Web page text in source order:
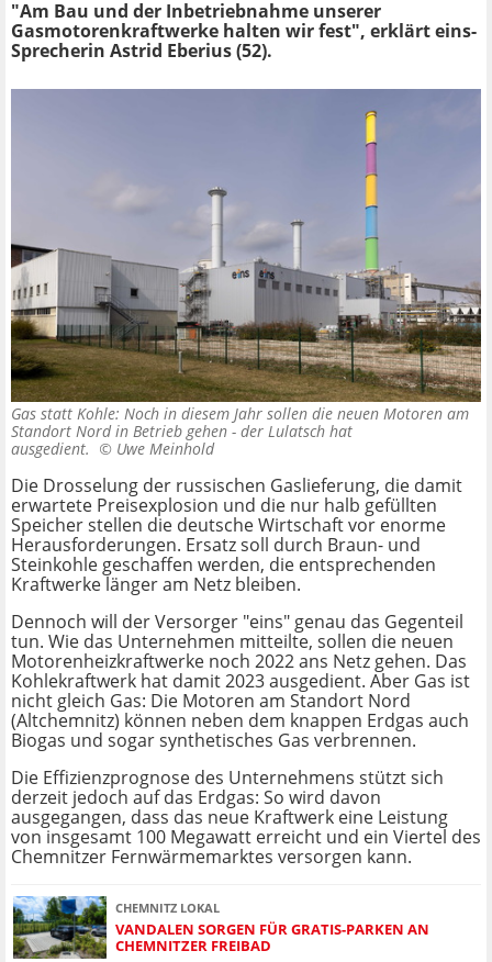
"Am Bau und der Inbetriebnahme unserer
Gasmotorenkraftwerke halten wir fest", erklärt eins-
Sprecherin Astrid Eberius (52).
Gas statt Kohle: Noch in diesem Jahr sollen die neuen Motoren am
Standort Nord in Betrieb gehen - der Lulatsch hat
ausgedient. © Uwe Meinhold
Die Drosselung der russischen Gaslieferung, die damit
erwartete Preisexplosion und die nur halb gefüllten
Speicher stellen die deutsche Wirtschaft vor enorme
Herausforderungen. Ersatz soll durch Braun- und
Steinkohle geschaffen werden, die entsprechenden
Kraftwerke länger am Netz bleiben.
Dennoch will der Versorger "eins" genau das Gegenteil
tun. Wie das Unternehmen mitteilte, sollen die neuen
Motorenheizkraftwerke noch 2022 ans Netz gehen. Das
Kohlekraftwerk hat damit 2023 ausgedient. Aber Gas ist
nicht gleich Gas: Die Motoren am Standort Nord
(Altchemnitz) können neben dem knappen Erdgas auch
Biogas und sogar synthetisches Gas verbrennen.
Die Effizienzprognose des Unternehmens stützt sich
derzeit jedoch auf das Erdgas: So wird davon
ausgegangen, dass das neue Kraftwerk eine Leistung
von insgesamt 100 Megawatt erreicht und ein Viertel des
Chemnitzer Fernwärmemarktes versorgen kann.
CHEMNITZ LOKAL
VANDALEN SORGEN FÜR GRATIS-PARKEN AN
CHEMNITZER FREIBAD